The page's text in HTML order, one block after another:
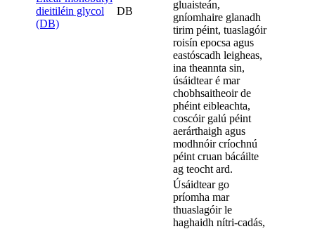
dieitiléin glycol
(DB)
DB
gluaisteán,
gníomhaire glanadh
tirim péint, tuaslagóir
roisín epocsa agus
eastóscadh leigheas,
ina theannta sin,
úsáidtear é mar
chobhsaitheoir de
phéint eibleachta,
coscóir galú péint
aerárthaigh agus
modhnóir críochnú
péint cruan bácáilte
ag teocht ard.
Úsáidtear go
príomha mar
thuaslagóir le
haghaidh nítri-cadás,